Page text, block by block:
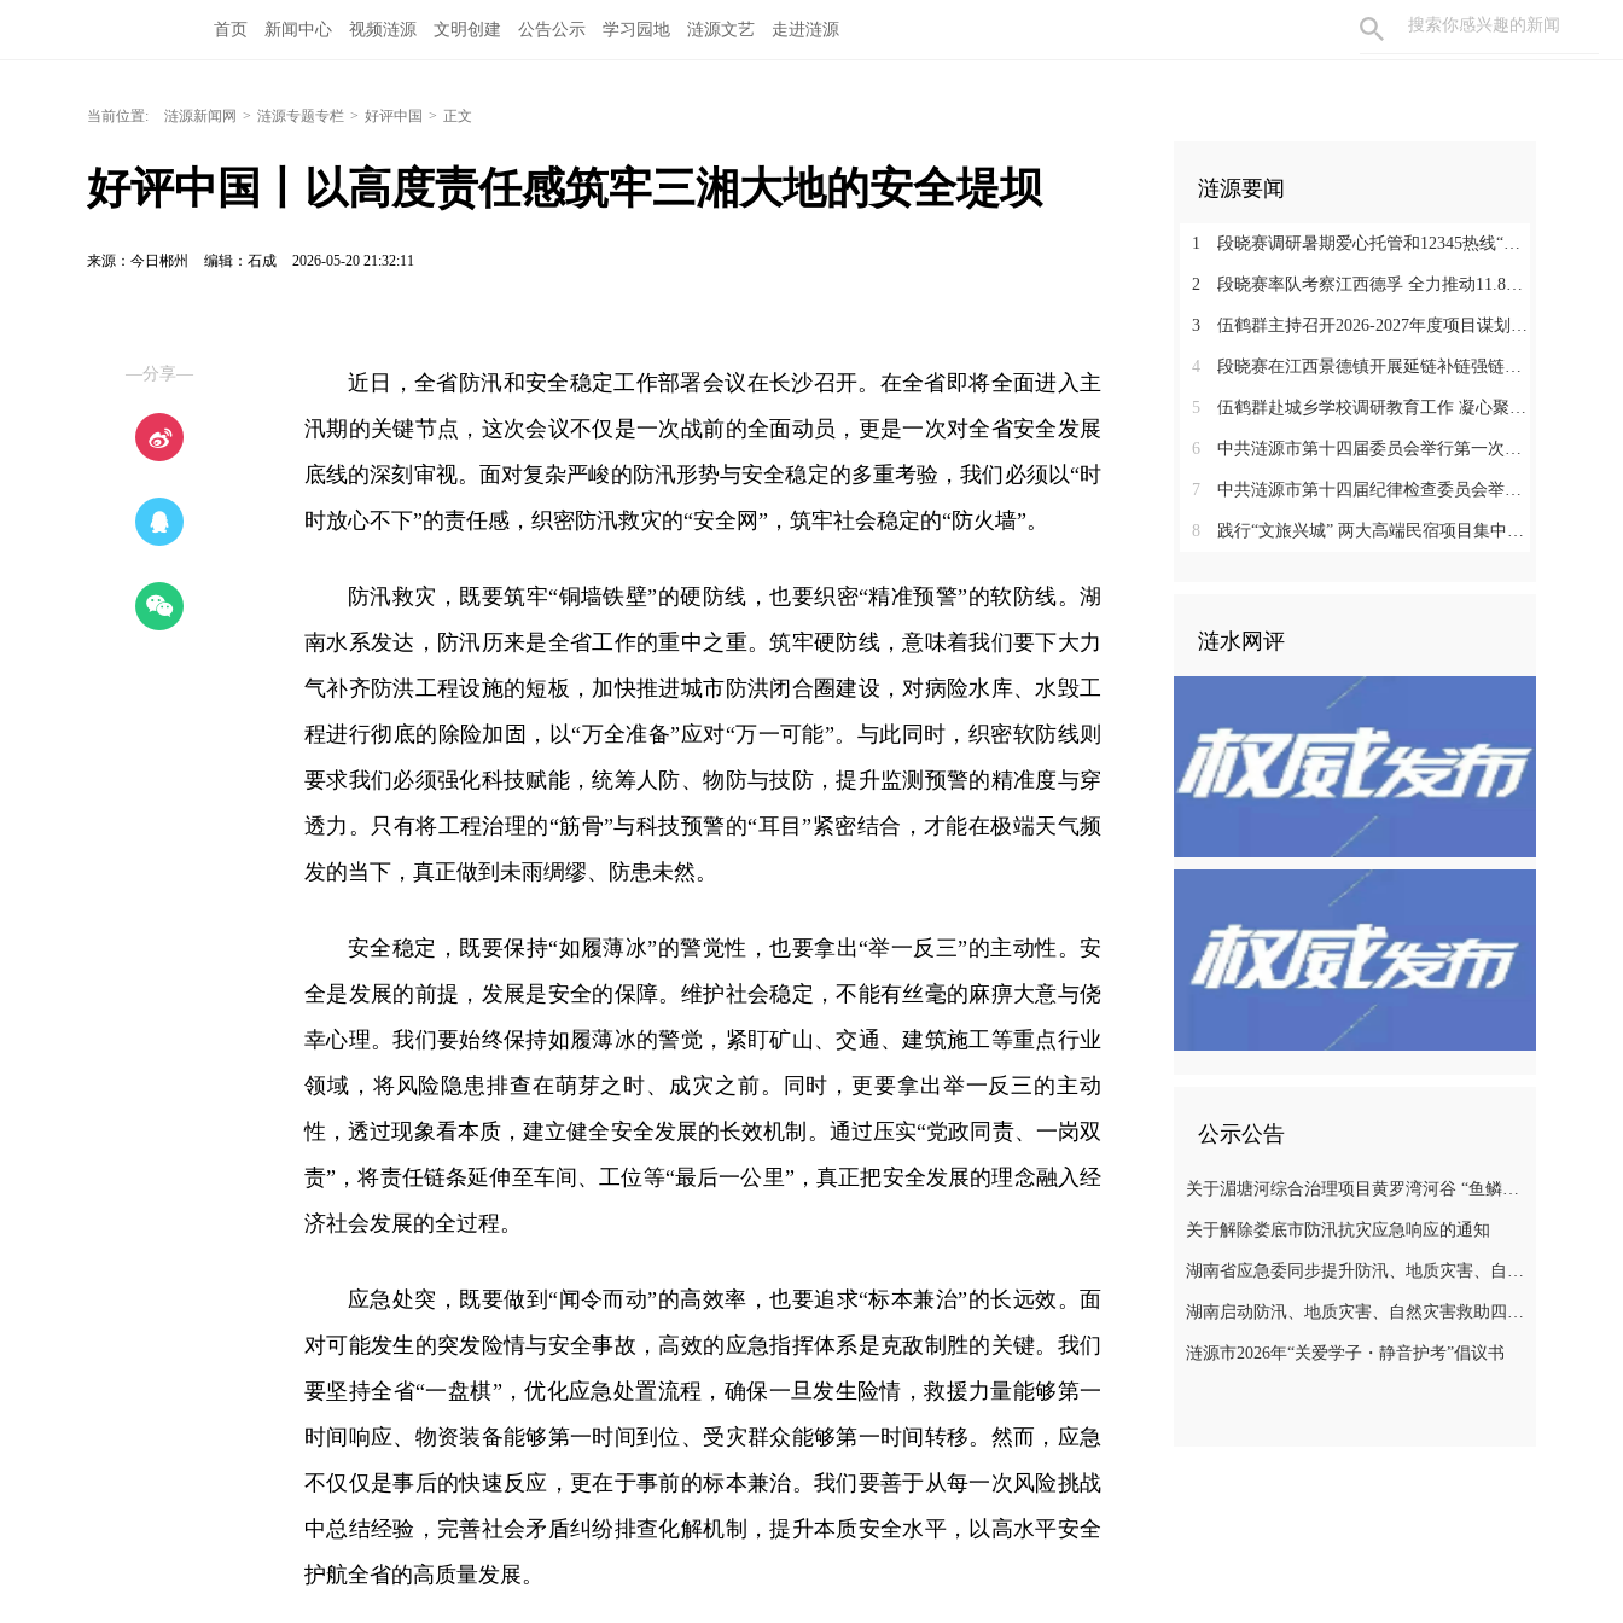
首页 新闻中心 视频涟源 文明创建 公告公示 学习园地 涟源文艺 走进涟源
当前位置: 涟源新闻网 > 涟源专题专栏 > 好评中国 > 正文
好评中国丨以高度责任感筑牢三湘大地的安全堤坝
来源：今日郴州 编辑：石成 2026-05-20 21:32:11
—分享—
近日，全省防汛和安全稳定工作部署会议在长沙召开。在全省即将全面进入主
汛期的关键节点，这次会议不仅是一次战前的全面动员，更是一次对全省安全发展
底线的深刻审视。面对复杂严峻的防汛形势与安全稳定的多重考验，我们必须以“时
时放心不下”的责任感，织密防汛救灾的“安全网”，筑牢社会稳定的“防火墙”。
防汛救灾，既要筑牢“铜墙铁壁”的硬防线，也要织密“精准预警”的软防线。湖
南水系发达，防汛历来是全省工作的重中之重。筑牢硬防线，意味着我们要下大力
气补齐防洪工程设施的短板，加快推进城市防洪闭合圈建设，对病险水库、水毁工
程进行彻底的除险加固，以“万全准备”应对“万一可能”。与此同时，织密软防线则
要求我们必须强化科技赋能，统筹人防、物防与技防，提升监测预警的精准度与穿
透力。只有将工程治理的“筋骨”与科技预警的“耳目”紧密结合，才能在极端天气频
发的当下，真正做到未雨绸缪、防患未然。
安全稳定，既要保持“如履薄冰”的警觉性，也要拿出“举一反三”的主动性。安
全是发展的前提，发展是安全的保障。维护社会稳定，不能有丝毫的麻痹大意与侥
幸心理。我们要始终保持如履薄冰的警觉，紧盯矿山、交通、建筑施工等重点行业
领域，将风险隐患排查在萌芽之时、成灾之前。同时，更要拿出举一反三的主动
性，透过现象看本质，建立健全安全发展的长效机制。通过压实“党政同责、一岗双
责”，将责任链条延伸至车间、工位等“最后一公里”，真正把安全发展的理念融入经
济社会发展的全过程。
应急处突，既要做到“闻令而动”的高效率，也要追求“标本兼治”的长远效。面
对可能发生的突发险情与安全事故，高效的应急指挥体系是克敌制胜的关键。我们
要坚持全省“一盘棋”，优化应急处置流程，确保一旦发生险情，救援力量能够第一
时间响应、物资装备能够第一时间到位、受灾群众能够第一时间转移。然而，应急
不仅仅是事后的快速反应，更在于事前的标本兼治。我们要善于从每一次风险挑战
中总结经验，完善社会矛盾纠纷排查化解机制，提升本质安全水平，以高水平安全
护航全省的高质量发展。
涟源要闻
1 段晓赛调研暑期爱心托管和12345热线“领导接听日”工作：在办好民生实事中打通基层治理“最后一米”
2 段晓赛率队考察江西德孚 全力推动11.8亿元循环经济项目提速增效
3 伍鹤群主持召开2026-2027年度项目谋划调度会
4 段晓赛在江西景德镇开展延链补链强链招商 围绕“三电一钛”精准发力
5 伍鹤群赴城乡学校调研教育工作 凝心聚力推动涟源教育高质量发展
6 中共涟源市第十四届委员会举行第一次全体会议 段晓赛当选市委书记 伍鹤群周杨当选市委副书记
7 中共涟源市第十四届纪律检查委员会举行第一次全体会议
8 践行“文旅兴城” 两大高端民宿项目集中签约开工 全力打造“湖湘地区文旅康养名城”
涟水网评
公示公告
关于湄塘河综合治理项目黄罗湾河谷 “鱼鳞坝”区域不对外开放的公告
关于解除娄底市防汛抗灾应急响应的通知
湖南省应急委同步提升防汛、地质灾害、自然灾害救助应急响应至三级
湖南启动防汛、地质灾害、自然灾害救助四级应急响应
涟源市2026年“关爱学子・静音护考”倡议书